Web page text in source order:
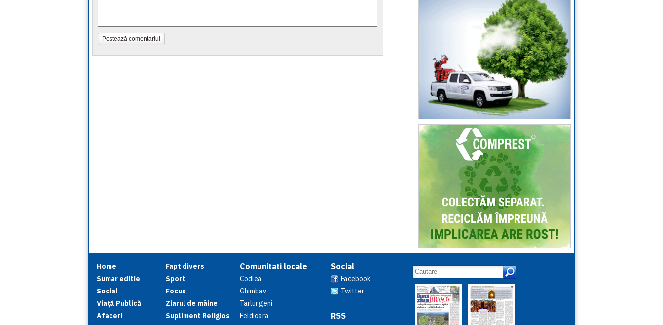
Postează comentariul
Home
Sumar editie
Social
Viață Publică
Afaceri
Fapt divers
Sport
Focus
Ziarul de mâine
Supliment Religios
Comunitati locale
Codlea
Ghimbav
Tarlungeni
Feldioara
Social
Facebook
Twitter
RSS